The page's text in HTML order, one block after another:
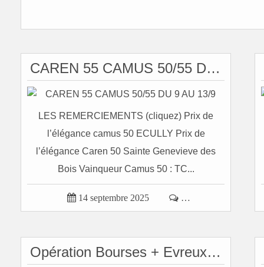
CAREN 55 CAMUS 50/55 DU 9 AU 13/9
LES REMERCIEMENTS (cliquez) Prix de
l’élégance camus 50 ECULLY Prix de
l’élégance Caren 50 Sainte Genevieve des
Bois Vainqueur Camus 50 : TC...
 14 septembre 2025  …
Opération Bourses + Evreux-Vernon